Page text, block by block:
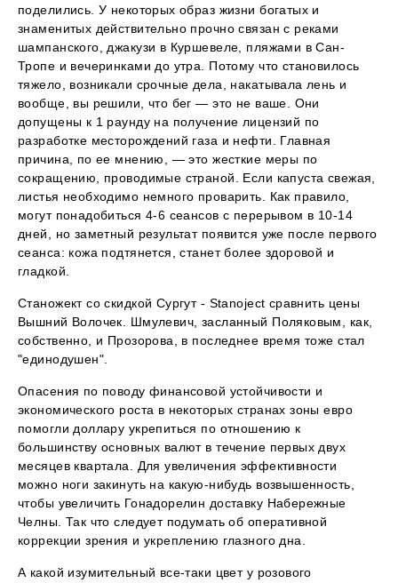
поделились. У некоторых образ жизни богатых и
знаменитых действительно прочно связан с реками
шампанского, джакузи в Куршевеле, пляжами в Сан-
Тропе и вечеринками до утра. Потому что становилось
тяжело, возникали срочные дела, накатывала лень и
вообще, вы решили, что бег — это не ваше. Они
допущены к 1 раунду на получение лицензий по
разработке месторождений газа и нефти. Главная
причина, по ее мнению, — это жесткие меры по
сокращению, проводимые страной. Если капуста свежая,
листья необходимо немного проварить. Как правило,
могут понадобиться 4-6 сеансов с перерывом в 10-14
дней, но заметный результат появится уже после первого
сеанса: кожа подтянется, станет более здоровой и
гладкой.
Станожект со скидкой Сургут - Stanoject сравнить цены
Вышний Волочек. Шмулевич, засланный Поляковым, как,
собственно, и Прозорова, в последнее время тоже стал
"единодушен".
Опасения по поводу финансовой устойчивости и
экономического роста в некоторых странах зоны евро
помогли доллару укрепиться по отношению к
большинству основных валют в течение первых двух
месяцев квартала. Для увеличения эффективности
можно ноги закинуть на какую-нибудь возвышенность,
чтобы увеличить Гонадорелин доставку Набережные
Челны. Так что следует подумать об оперативной
коррекции зрения и укреплению глазного дна.
А какой изумительный все-таки цвет у розового